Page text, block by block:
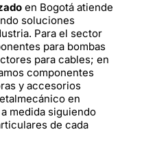
en Bogotá atiende
soluciones
Para el sector
para bombas
para cables; en
componentes
y accesorios
en
medida siguiendo
de cada